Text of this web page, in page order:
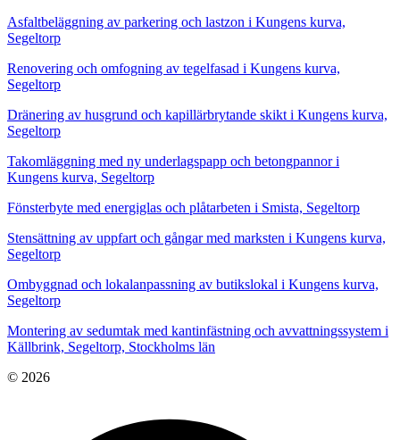
Asfaltbeläggning av parkering och lastzon i Kungens kurva,
Segeltorp
Renovering och omfogning av tegelfasad i Kungens kurva,
Segeltorp
Dränering av husgrund och kapillärbrytande skikt i Kungens kurva,
Segeltorp
Takomläggning med ny underlagspapp och betongpannor i
Kungens kurva, Segeltorp
Fönsterbyte med energiglas och plåtarbeten i Smista, Segeltorp
Stensättning av uppfart och gångar med marksten i Kungens kurva,
Segeltorp
Ombyggnad och lokalanpassning av butikslokal i Kungens kurva,
Segeltorp
Montering av sedumtak med kantinfästning och avvattningssystem i
Källbrink, Segeltorp, Stockholms län
© 2026